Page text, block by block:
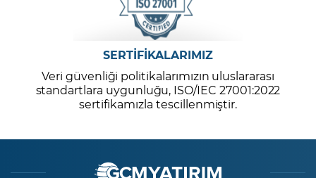
SERTİFİKALARIMIZ
Veri güvenliği politikalarımızın uluslararası
standartlara uygunluğu, ISO/IEC 27001:2022
sertifikamızla tescillenmiştir.